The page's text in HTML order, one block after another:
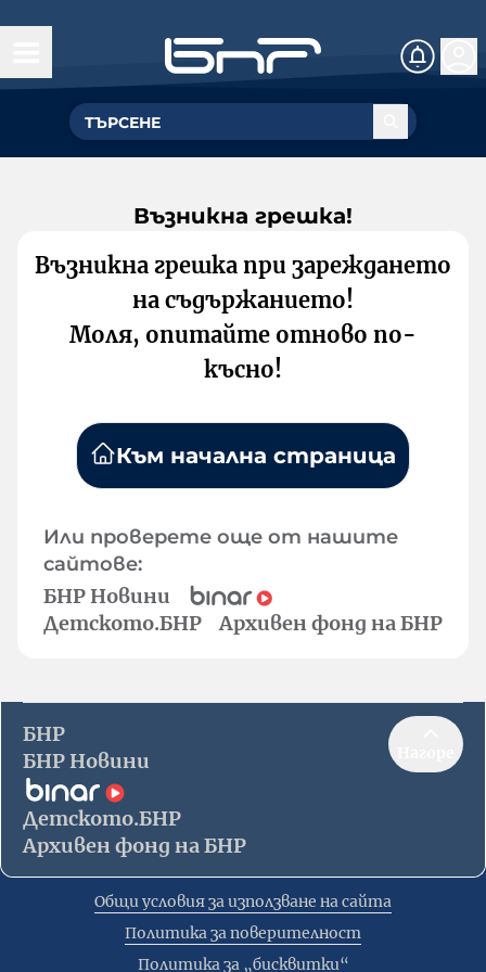
Възникна грешка!
Възникна грешка при зареждането
на съдържанието!
Моля, опитайте отново по-
късно!
Към начална страница
Или проверете още от нашите
сайтове:
БНР Новини
Детското.БНР
Архивен фонд на БНР
БНР
БНР Новини
Детското.БНР
Архивен фонд на БНР
Общи условия за използване на сайта
Политика за поверителност
Политика за „бисквитки“